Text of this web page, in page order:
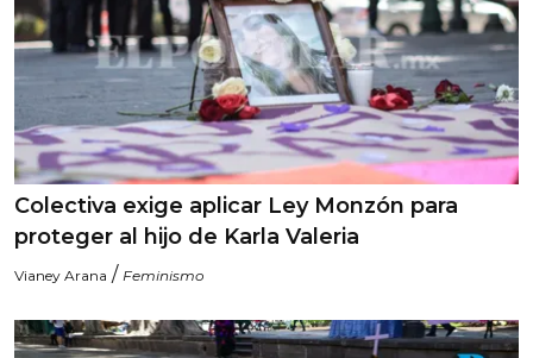
Colectiva exige aplicar Ley Monzón para
proteger al hijo de Karla Valeria
Vianey Arana / Feminismo